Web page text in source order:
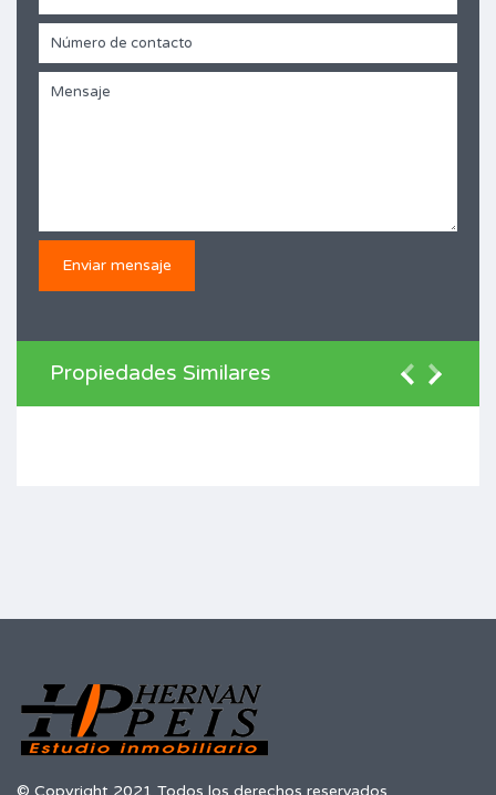
Propiedades Similares
© Copyright 2021 Todos los derechos reservados